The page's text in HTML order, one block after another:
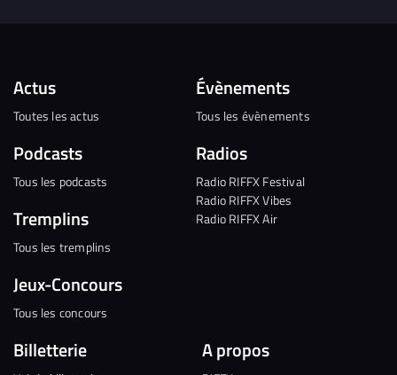
Actus
Toutes les actus
Podcasts
Tous les podcasts
Tremplins
Tous les tremplins
Jeux-Concours
Tous les concours
Évènements
Tous les évènements
Radios
Radio RIFFX Festival
Radio RIFFX Vibes
Radio RIFFX Air
Billetterie A propos